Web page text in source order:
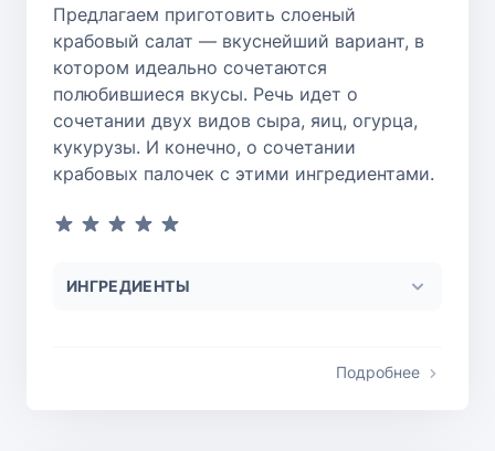
Предлагаем приготовить слоеный
крабовый салат — вкуснейший вариант, в
котором идеально сочетаются
полюбившиеся вкусы. Речь идет о
сочетании двух видов сыра, яиц, огурца,
кукурузы. И конечно, о сочетании
крабовых палочек с этими ингредиентами.
ИНГРЕДИЕНТЫ
Подробнее